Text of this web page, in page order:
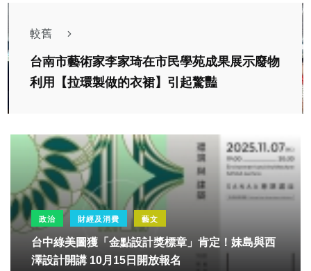
較舊
台南市藝術家李家琦在市民學苑成果展示廢物
利用【拉環製做的衣裙】引起驚豔
政治 財經及消費 藝文
台中綠美圖獲「金點設計獎標章」肯定！妹島與西
澤設計開講 10月15日開放報名